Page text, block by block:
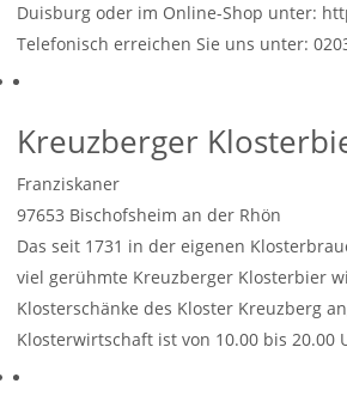
Duisburg oder im Online-Shop unter:
Telefonisch erreichen Sie uns unter:
…
Kreuzberger
Franziskaner
97653 Bischofsheim an der Rhön
Das seit 1731 in der eigenen
viel gerühmte Kreuzberger Klosterbier
Klosterschänke des Kloster Kreuzberg
Klosterwirtschaft ist von 10.00 bis 20.00
Weiterlesen …